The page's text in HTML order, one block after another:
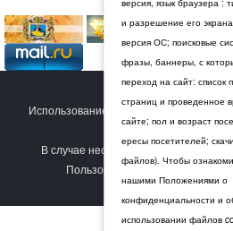
© 2026 Дума
Использование сайта Пользователем
Политикой
В случае несогласия с условиями
Пользователь должен
версия, язык браузера :
и разрешение его
версия ОС; поисковые
фразы, баннеры, с
переход на сайт: список
страниц и проведенное
сайте; пол и возраст
ересы посетителей;
файлов). Чтобы
нашими Положениями о
конфиденциальности и
использовании файлов